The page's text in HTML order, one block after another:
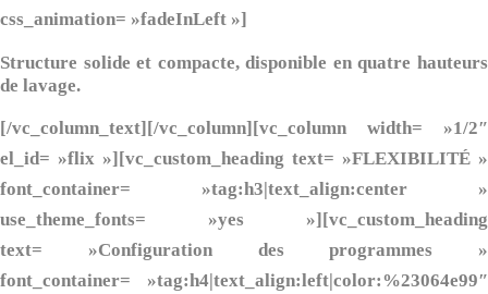
css_animation= »fadeInLeft »]
Structure solide et compacte, disponible en quatre hauteurs
de lavage.
[/vc_column_text][/vc_column][vc_column width= »1/2″
el_id= »flix »][vc_custom_heading text= »FLEXIBILITÉ »
font_container= »tag:h3|text_align:center »
use_theme_fonts= »yes »][vc_custom_heading
text= »Configuration des programmes »
font_container= »tag:h4|text_align:left|color:%23064e99″